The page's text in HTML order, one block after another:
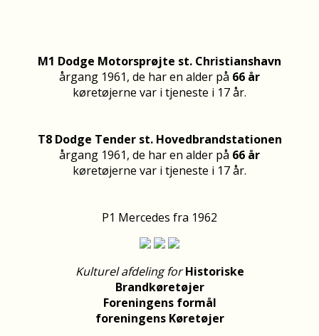
M1 Dodge Motorsprøjte st. Christianshavn
årgang 1961, de har en alder på 66 år
køretøjerne var i tjeneste i 17 år.
T8 Dodge Tender st. Hovedbrandstationen
årgang 1961, de har en alder på 66 år
køretøjerne var i tjeneste i 17 år.
P1 Mercedes fra 1962
Kulturel afdeling forHistoriske
Brandkøretøjer
Foreningens formål
foreningens Køretøjer